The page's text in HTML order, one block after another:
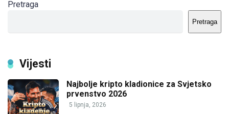
Pretraga
Pretraga
Vijesti
Najbolje kripto kladionice za Svjetsko
prvenstvo 2026
5 lipnja, 2026